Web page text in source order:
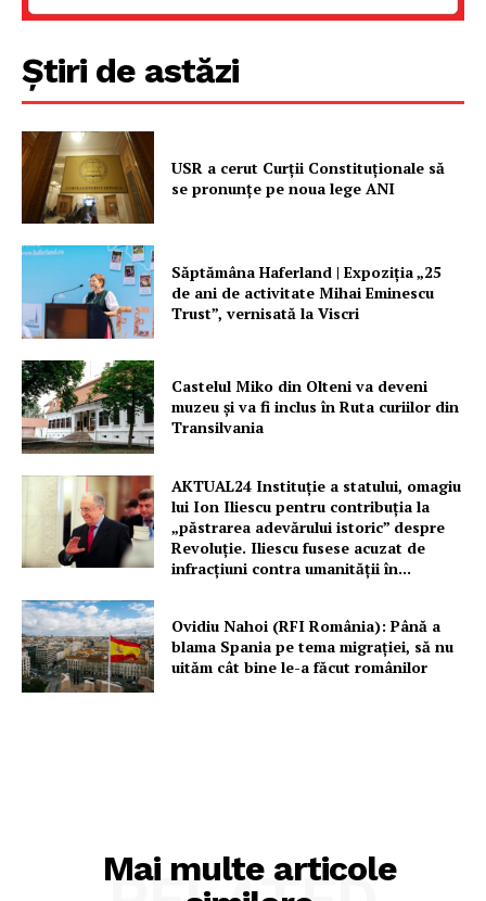
Știri de astăzi
USR a cerut Curții Constituționale să
se pronunțe pe noua lege ANI
Săptămâna Haferland | Expoziţia „25
de ani de activitate Mihai Eminescu
Trust”, vernisată la Viscri
Castelul Miko din Olteni va deveni
muzeu şi va fi inclus în Ruta curiilor din
Transilvania
AKTUAL24 Instituție a statului, omagiu
lui Ion Iliescu pentru contribuția la
„păstrarea adevărului istoric” despre
Revoluție. Iliescu fusese acuzat de
infracțiuni contra umanității în...
Ovidiu Nahoi (RFI România): Până a
blama Spania pe tema migrației, să nu
uităm cât bine le-a făcut românilor
Mai multe articole